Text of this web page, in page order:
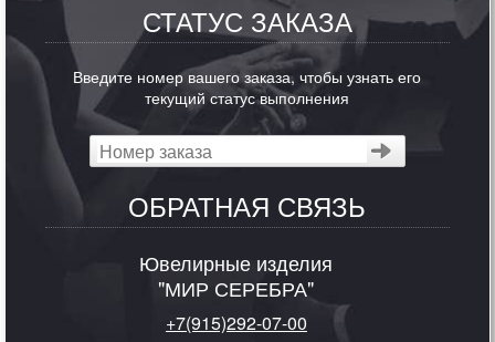
СТАТУС ЗАКАЗА
Введите номер вашего заказа, чтобы узнать его
текущий статус выполнения
ОБРАТНАЯ СВЯЗЬ
Ювелирные изделия
"МИР СЕРЕБРА"
+7(915)292-07-00